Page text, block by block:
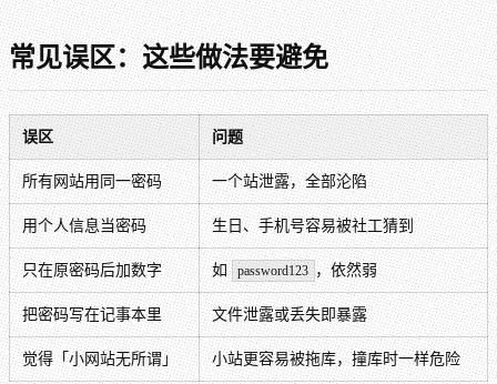
常见误区：这些做法要避免
误区 问题
所有网站用同一密码 一个站泄露，全部沦陷
用个人信息当密码 生日、手机号容易被社工猜到
只在原密码后加数字 如 password123 ，依然弱
把密码写在记事本里 文件泄露或丢失即暴露
觉得「小网站无所谓」 小站更容易被拖库，撞库时一样危险